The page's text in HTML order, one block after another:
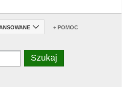
+ POMOC